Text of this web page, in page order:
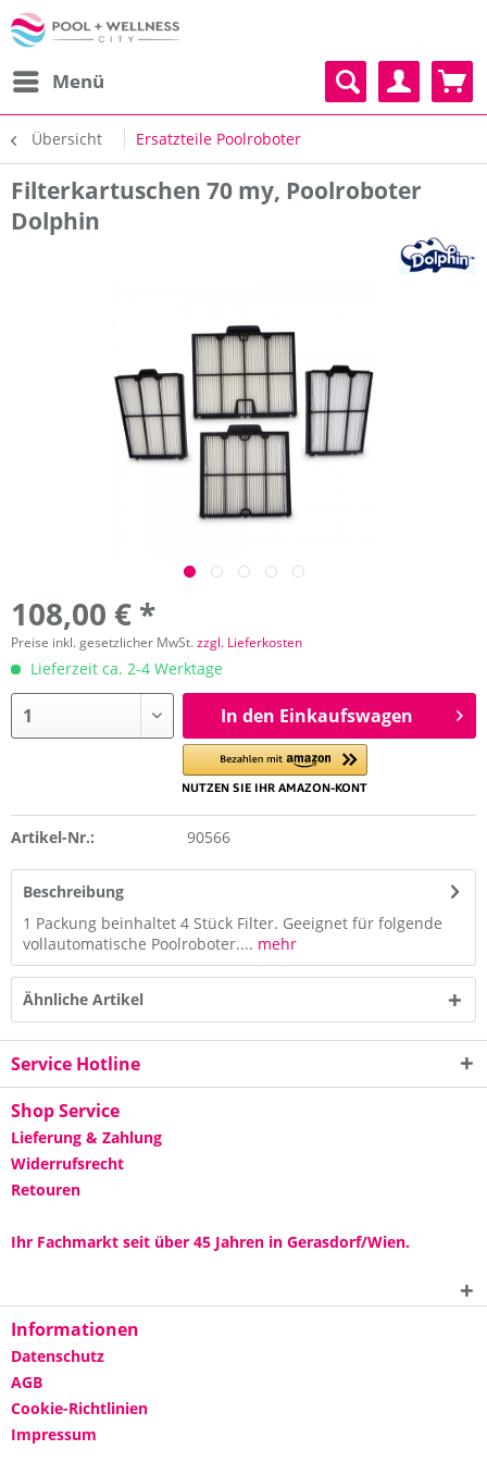
Menü
Übersicht Ersatzteile Poolroboter
Filterkartuschen 70 my, Poolroboter
Dolphin
108,00 € *
Preise inkl. gesetzlicher MwSt.zzgl. Lieferkosten
Lieferzeit ca. 2-4 Werktage
In den Einkaufswagen
Artikel-Nr.: 90566
Beschreibung
1 Packung beinhaltet 4 Stück Filter. Geeignet für folgende
vollautomatische Poolroboter.... mehr
Ähnliche Artikel
Service Hotline
Shop Service
Lieferung & Zahlung
Widerrufsrecht
Retouren
Ihr Fachmarkt seit über 45 Jahren in Gerasdorf/Wien.
Informationen
Datenschutz
AGB
Cookie-Richtlinien
Impressum